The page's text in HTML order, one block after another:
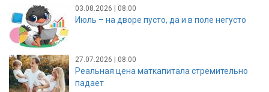
03.08.2026 | 08:00
Июль – на дворе пусто, да и в поле негусто
27.07.2026 | 08:00
Реальная цена маткапитала стремительно
падает